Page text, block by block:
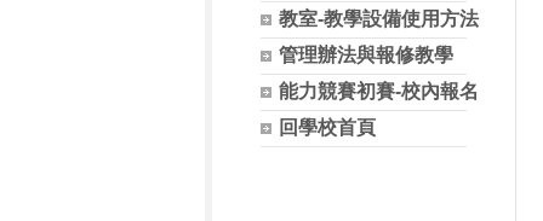
教室-教學設備使用方法
管理辦法與報修教學
能力競賽初賽-校內報名
回學校首頁